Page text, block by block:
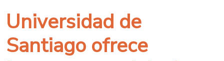
Universidad de
Santiago ofrece